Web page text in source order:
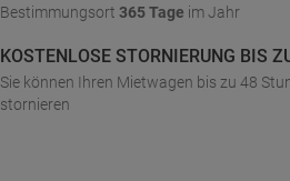
Bestimmungsort 365 Tage im Jahr
KOSTENLOSE STORNIERUNG BIS
Sie können Ihren Mietwagen bis zu 48
stornieren